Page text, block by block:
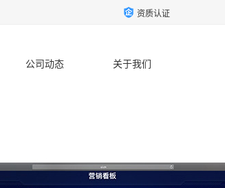
资质认证
公司动态 关于我们